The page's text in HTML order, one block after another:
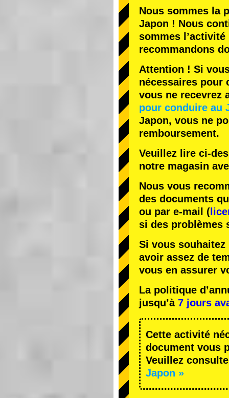
Nous sommes la
Japon ! Nous
sommes l’activité
recommandons
Attention ! Si
nécessaires pour
vous ne recevrez
pour conduire au
Japon, vous ne
remboursement.
Veuillez lire ci-
notre magasin
Nous vous
des documents
ou par e-mail (
si des problèmes
Si vous
avoir assez de
vous en assurer
La politique
jusqu’à 7 jours
Cette activité
document vous
Veuillez
Japon »